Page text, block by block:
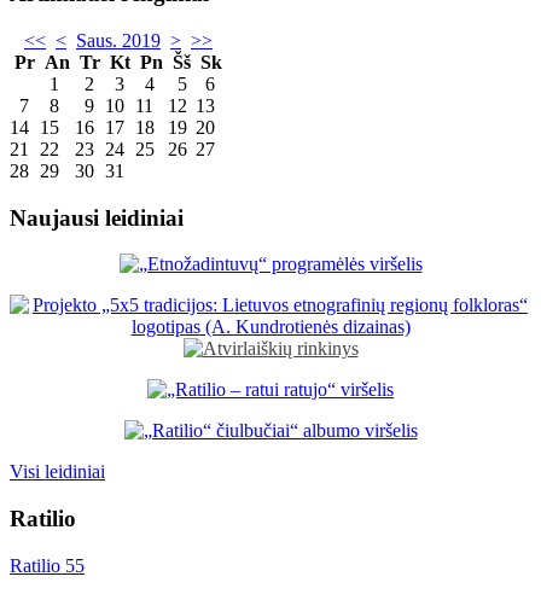
<< < Saus. 2019 > >>
Pr An Tr Kt Pn Šš Sk
1
2 3 4 5
6
7
8 9 10 11 12 13
14 15 16 17 18 19 20
21
22 23 24 25 26 27
28 29 30 31
Naujausi leidiniai
Visi leidiniai
Ratilio
Ratilio 55